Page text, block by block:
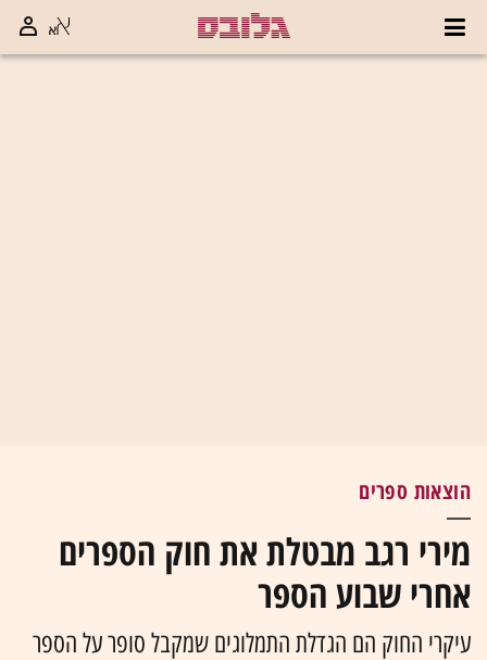
הוצאות ספרים
מירי רגב מבטלת את חוק הספרים
אחרי שבוע הספר
עיקרי החוק הם הגדלת התמלוגים שמקבל סופר על הספר